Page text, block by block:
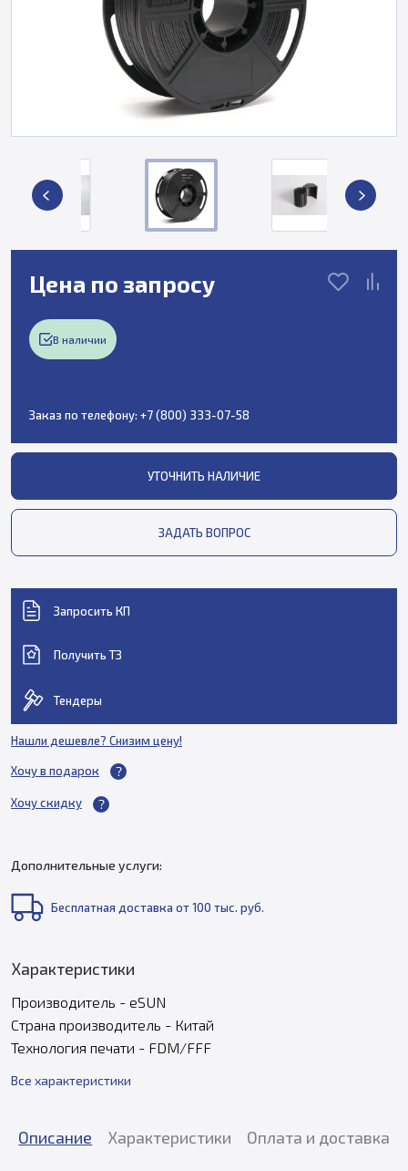
Цена по запросу
В наличии
Заказ по телефону: +7 (800) 333-07-58
УТОЧНИТЬ НАЛИЧИЕ
ЗАДАТЬ ВОПРОС
Запросить КП
Получить ТЗ
Тендеры
Нашли дешевле? Снизим цену!
Хочу в подарок
Хочу скидку
Дополнительные услуги:
Бесплатная доставка от 100 тыс. руб.
Характеристики
Производитель - eSUN
Страна производитель - Китай
Технология печати - FDM/FFF
Все характеристики
Описание Характеристики Оплата и доставка